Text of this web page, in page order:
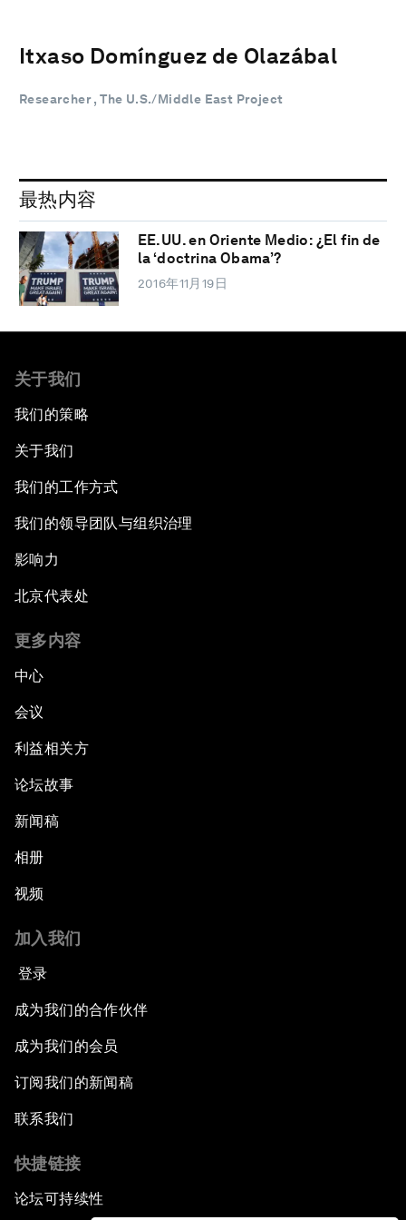
Itxaso Domínguez de Olazábal
Researcher , The U.S./Middle East Project
最热内容
EE.UU. en Oriente Medio: ¿El fin de
la ‘doctrina Obama’?
2016年11月19日
关于我们
我们的策略
关于我们
我们的工作方式
我们的领导团队与组织治理
影响力
北京代表处
更多内容
中心
会议
利益相关方
论坛故事
新闻稿
相册
视频
加入我们
登录
成为我们的合作伙伴
成为我们的会员
订阅我们的新闻稿
联系我们
快捷链接
论坛可持续性